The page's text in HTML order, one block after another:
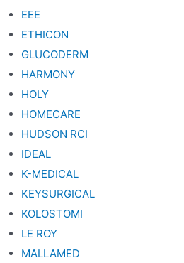
EEE
ETHICON
GLUCODERM
HARMONY
HOLY
HOMECARE
HUDSON RCI
IDEAL
K-MEDICAL
KEYSURGICAL
KOLOSTOMI
LE ROY
MALLAMED